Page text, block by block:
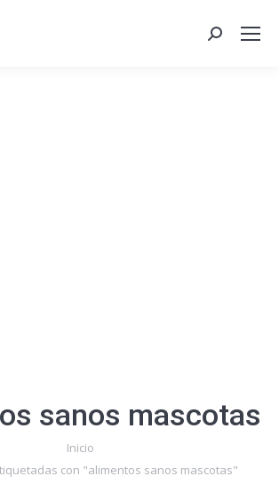
Search:
sanos mascotas
Inicio
con "alimentos sanos mascotas"